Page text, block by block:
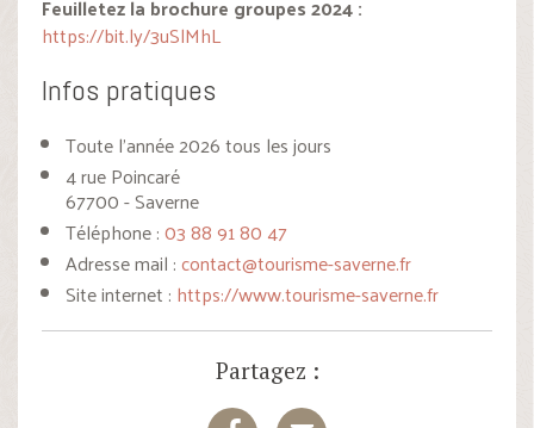
Feuilletez la brochure groupes 2024 :
https://bit.ly/3uSlMhL
Infos pratiques
Toute l'année 2026 tous les jours
4 rue Poincaré
67700 - Saverne
Téléphone :03 88 91 80 47
Adresse mail :contact@tourisme-saverne.fr
Site internet : https://www.tourisme-saverne.fr
Partagez :